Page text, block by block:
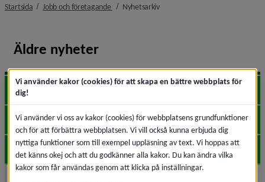
Startsida Jobb och företagande nivå i brödsmulenavigeringen
Nyhetsarkivnivå i brödsmulenavigeringen
Äldre nyheter
2026
2025
2024
Vi använder kakor (cookies) för att skapa en bättre webbplats för
dig!
Vi använder vi oss av kakor (cookies) för webbplatsens grundfunktioner
och för att förbättra webbplatsen. Vi vill också kunna erbjuda dig
nyttiga funktioner som till exempel uppläsning av text. Vi hoppas att
det känns okej och att du godkänner alla kakor. Du kan ändra vilka
kakor som får användas genom att klicka på inställningar.